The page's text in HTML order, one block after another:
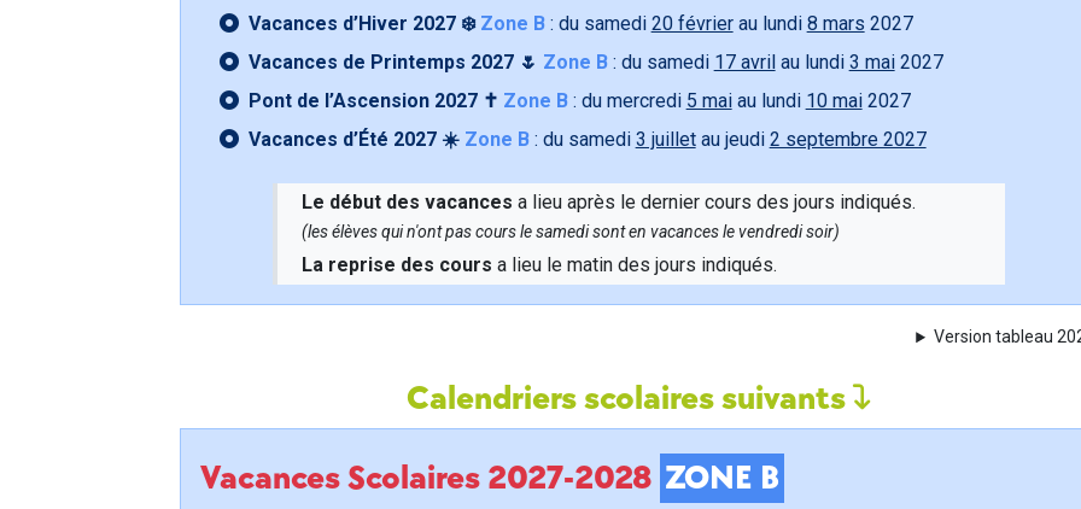
Vacances d’Hiver 2027 ❄️ Zone B: du samedi 20 févrierau lundi 8 mars 2027
Vacances de Printemps 2027 🌷 Zone B: du samedi 17 avril au lundi 3 mai2027
Pont de l’Ascension 2027 ✝️ Zone B: du mercredi 5 maiau lundi 10 mai2027
Vacances d’Été 2027 ☀️ Zone B: du samedi 3 juilletau jeudi 2 septembre 2027
Le début des vacances a lieu après le dernier cours des jours indiqués.
(les élèves qui n'ont pas cours le samedi sont en vacances le vendredi soir)
La reprise des cours a lieu le matin des jours indiqués.
Version tableau
Calendriers scolaires suivants
Vacances Scolaires 2027-2028 ZONE B